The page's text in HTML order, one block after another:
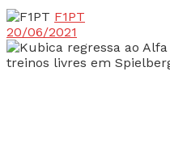
F1PT
20/06/2021